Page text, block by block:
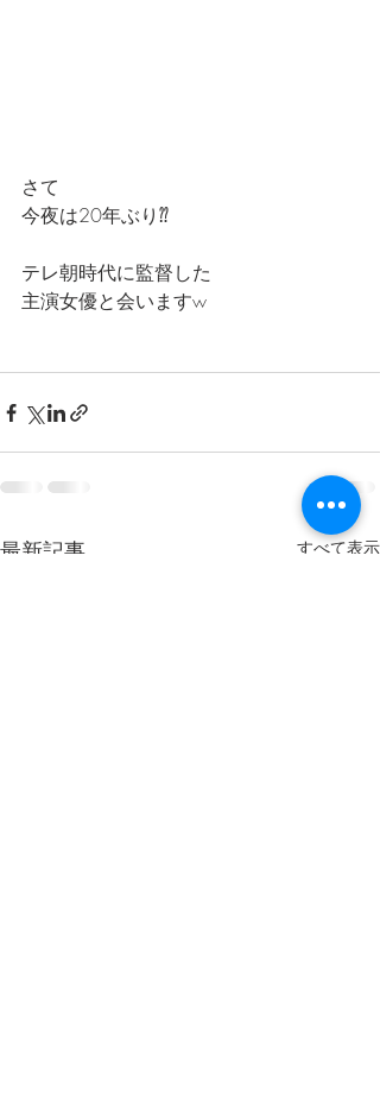
さて
今夜は20年ぶり⁇
テレ朝時代に監督した
主演女優と会いますw
最新記事 すべて表示